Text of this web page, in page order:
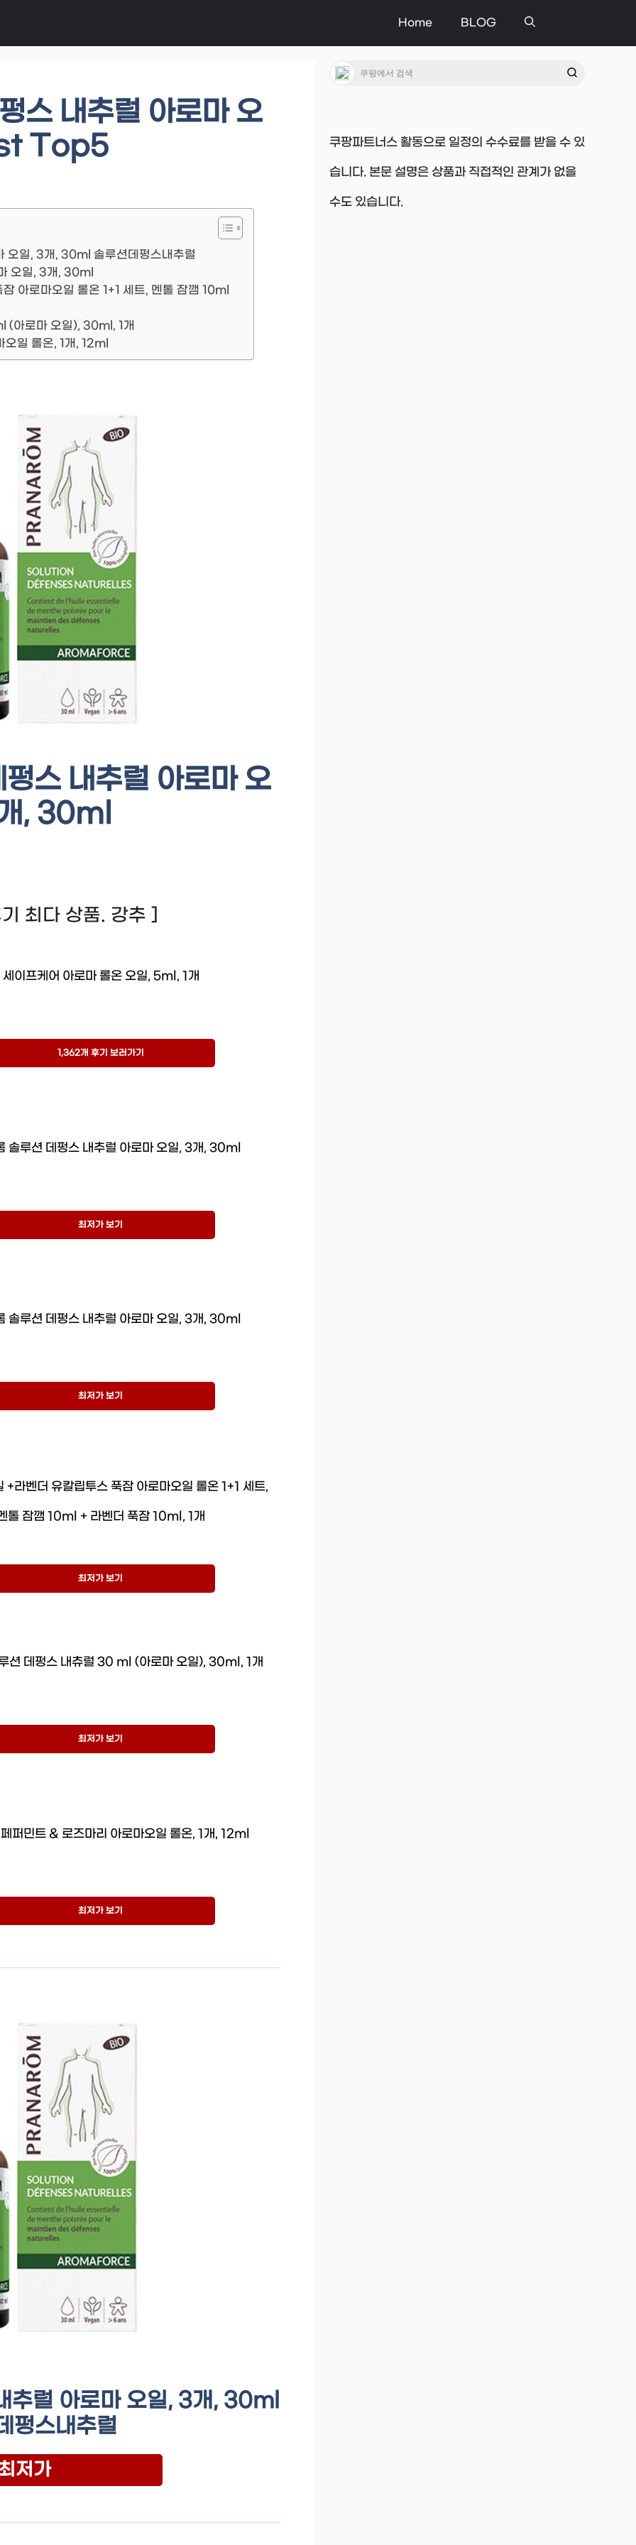
Home BLOG
스 내추럴 아로마 오
Top5
오일, 3개, 30ml 솔루션데펑스내추럴
오일, 3개, 30ml
아로마오일 롤온 1+1 세트, 멘톨 잠깸 10ml
(아로마 오일), 30ml, 1개
일 롤온, 1개, 12ml
스 내추럴 아로마 오
, 30ml
최다 상품. 강추 ]
세이프케어 아로마 롤온 오일, 5ml, 1개
1,362개 후기 보러가기
솔루션 데펑스 내추럴 아로마 오일, 3개, 30ml
최저가 보기
솔루션 데펑스 내추럴 아로마 오일, 3개, 30ml
최저가 보기
+라벤더 유칼립투스 푹잠 아로마오일 롤온 1+1 세트,
톨 잠깸 10ml + 라벤더 푹잠 10ml, 1개
최저가 보기
션 데펑스 내츄럴 30 ml (아로마 오일), 30ml, 1개
최저가 보기
퍼민트 & 로즈마리 아로마오일 롤온, 1개, 12ml
최저가 보기
추럴 아로마 오일, 3개, 30ml
펑스내추럴
저가
쿠팡파트너스 활동으로 일정의 수수료를 받을 수 있
습니다. 본문 설명은 상품과 직접적인 관계가 없을
수도 있습니다.